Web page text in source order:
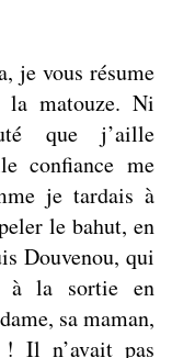
je vous résume
matouze. Ni
que j’aille
confiance me
je tardais à
le bahut, en
Douvenou, qui
à la sortie en
sa maman,
! Il n’avait pas